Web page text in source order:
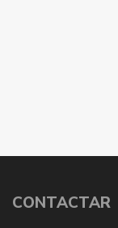
CONTACTAR